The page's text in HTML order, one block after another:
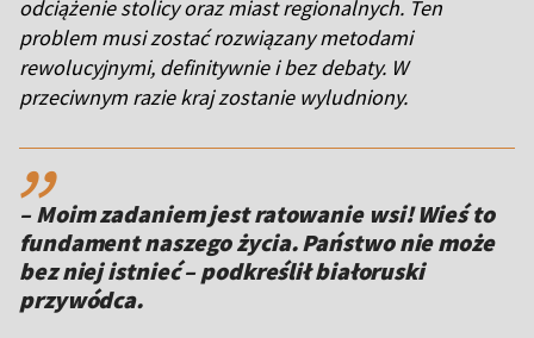
odciążenie stolicy oraz miast regionalnych. Ten
problem musi zostać rozwiązany metodami
rewolucyjnymi, definitywnie i bez debaty. W
przeciwnym razie kraj zostanie wyludniony.
,,
– Moim zadaniem jest ratowanie wsi! Wieś to
fundament naszego życia. Państwo nie może
bez niej istnieć – podkreślił białoruski